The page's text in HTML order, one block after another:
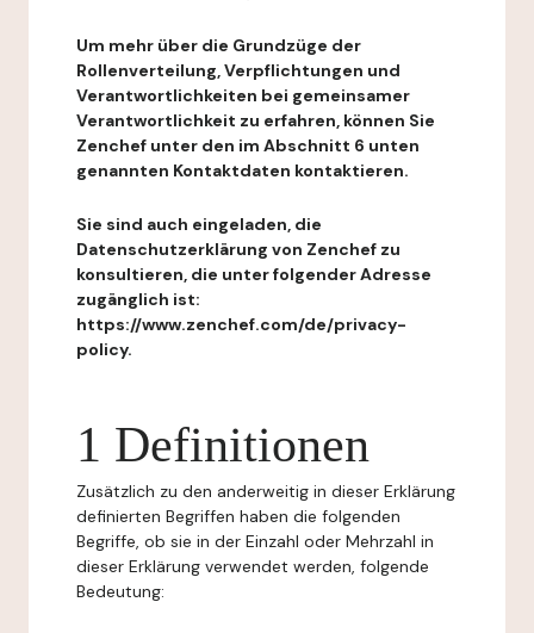
Um mehr über die Grundzüge der
Rollenverteilung, Verpflichtungen und
Verantwortlichkeiten bei gemeinsamer
Verantwortlichkeit zu erfahren, können Sie
Zenchef unter den im Abschnitt 6 unten
genannten Kontaktdaten kontaktieren.
Sie sind auch eingeladen, die
Datenschutzerklärung von Zenchef zu
konsultieren, die unter folgender Adresse
zugänglich ist:
https://www.zenchef.com/de/privacy-
policy.
1 Definitionen
Zusätzlich zu den anderweitig in dieser Erklärung
definierten Begriffen haben die folgenden
Begriffe, ob sie in der Einzahl oder Mehrzahl in
dieser Erklärung verwendet werden, folgende
Bedeutung: